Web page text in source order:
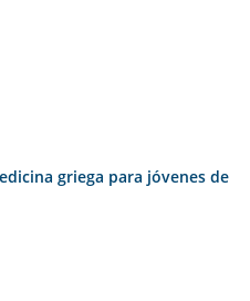
griega para jóvenes de